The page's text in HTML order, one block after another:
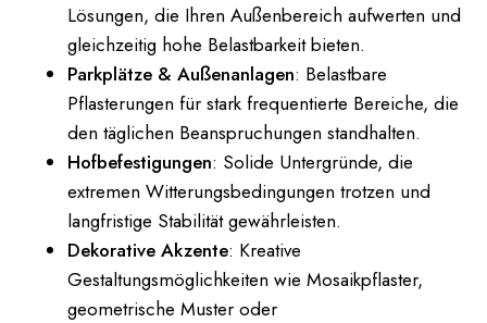
Lösungen, die Ihren Außenbereich aufwerten und
gleichzeitig hohe Belastbarkeit bieten.
Parkplätze & Außenanlagen: Belastbare
Pflasterungen für stark frequentierte Bereiche, die
den täglichen Beanspruchungen standhalten.
Hofbefestigungen: Solide Untergründe, die
extremen Witterungsbedingungen trotzen und
langfristige Stabilität gewährleisten.
Dekorative Akzente: Kreative
Gestaltungsmöglichkeiten wie Mosaikpflaster,
geometrische Muster oder